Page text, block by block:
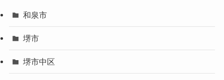
和泉市
堺市
堺市中区